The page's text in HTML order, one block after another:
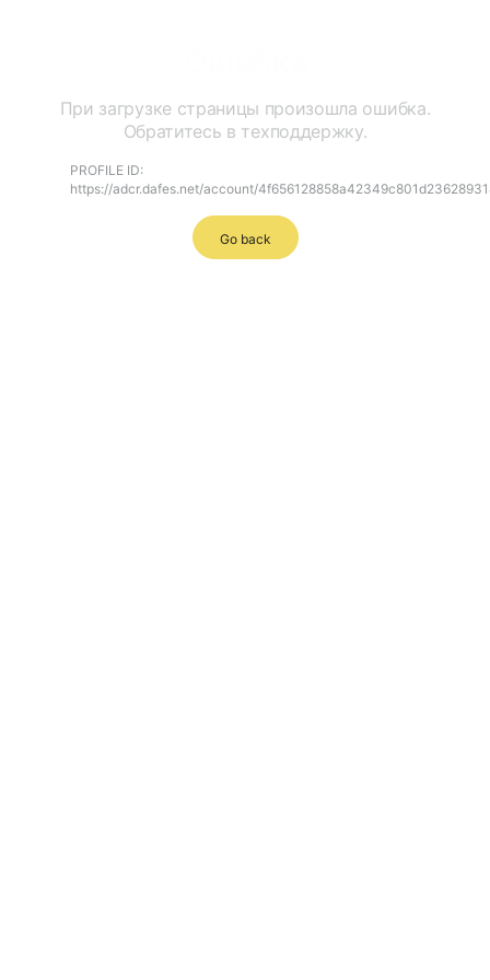
При загрузке страницы произошла ошибка.
Обратитесь в техподдержку.
PROFILE ID:
https://adcr.dafes.net/account/
Go back